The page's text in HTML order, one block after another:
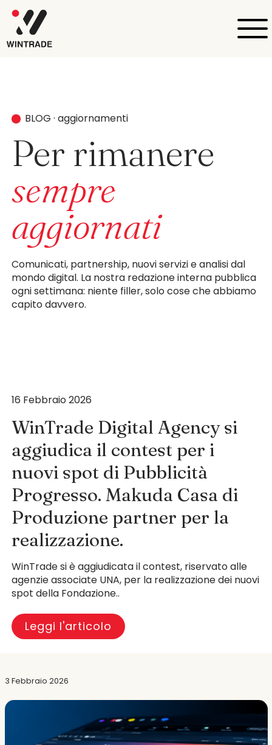
BLOG · aggiornamenti
Per rimanere
sempre
aggiornati
Comunicati, partnership, nuovi servizi e analisi dal
mondo digital. La nostra redazione interna pubblica
ogni settimana: niente filler, solo cose che abbiamo
capito davvero.
16 Febbraio 2026
WinTrade Digital Agency si
aggiudica il contest per i
nuovi spot di Pubblicità
Progresso. Makuda Casa di
Produzione partner per la
realizzazione.
WinTrade si è aggiudicata il contest, riservato alle
agenzie associate UNA, per la realizzazione dei nuovi
spot della Fondazione..
Leggi l'articolo
3 Febbraio 2026